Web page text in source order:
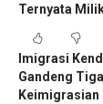
Ternyata
Imigrasi
Gandeng
Keimigrasian